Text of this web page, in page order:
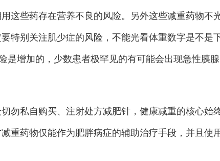
这些药存在营养不良的风险。另外这些减重药物不
特别关注肌少症的风险，不能光看体重数字是不是
是增加的，少数患者极罕见的有可能会出现急性胰
私自购买、注射处方减肥针，健康减重的核心始
重药物仅能作为肥胖病症的辅助治疗手段，并且使